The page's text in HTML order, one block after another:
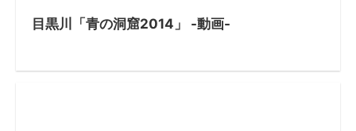
目黒川「青の洞窟2014」 -動画-